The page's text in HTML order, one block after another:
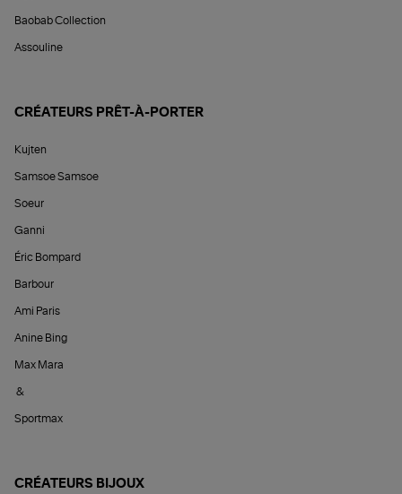
Baobab Collection
Assouline
CRÉATEURS PRÊT-À-PORTER
Kujten
Samsoe Samsoe
Soeur
Ganni
Éric Bompard
Barbour
Ami Paris
Anine Bing
Max Mara
&
Sportmax
CRÉATEURS BIJOUX